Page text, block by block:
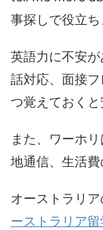
事探しで役立ち
英語力に不安
話対応、面接
つ覚えておくと
また、ワーホ
地通信、生活費
オーストラリア
ーストラリア